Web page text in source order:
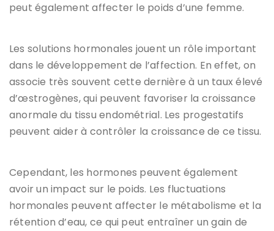
peut également affecter le poids d’une femme.
Les solutions hormonales jouent un rôle important
dans le développement de l’affection. En effet, on
associe très souvent cette dernière à un taux élevé
d’œstrogènes, qui peuvent favoriser la croissance
anormale du tissu endométrial. Les progestatifs
peuvent aider à contrôler la croissance de ce tissu.
Cependant, les hormones peuvent également
avoir un impact sur le poids. Les fluctuations
hormonales peuvent affecter le métabolisme et la
rétention d’eau, ce qui peut entraîner un gain de